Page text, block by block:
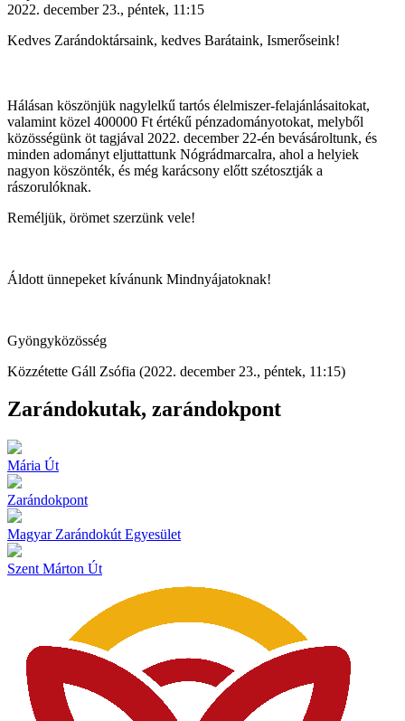
2022. december 23., péntek, 11:15
Kedves Zarándoktársaink, kedves Barátaink, Ismerőseink!
Hálásan köszönjük nagylelkű tartós élelmiszer-felajánlásaitokat,
valamint közel 400000 Ft értékű pénzadományotokat, melyből
közösségünk öt tagjával 2022. december 22-én bevásároltunk, és
minden adományt eljuttattunk Nógrádmarcalra, ahol a helyiek
nagyon köszönték, és még karácsony előtt szétosztják a
rászorulóknak.
Reméljük, örömet szerzünk vele!
Áldott ünnepeket kívánunk Mindnyájatoknak!
Gyöngyközösség
Közzétette Gáll Zsófia (2022. december 23., péntek, 11:15)
Zarándokutak, zarándokpont
Mária Út
Zarándokpont
Magyar Zarándokút Egyesület
Szent Márton Út